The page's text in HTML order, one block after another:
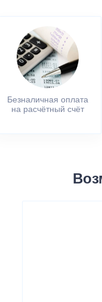
Безналичная оплата
на расчётный счёт